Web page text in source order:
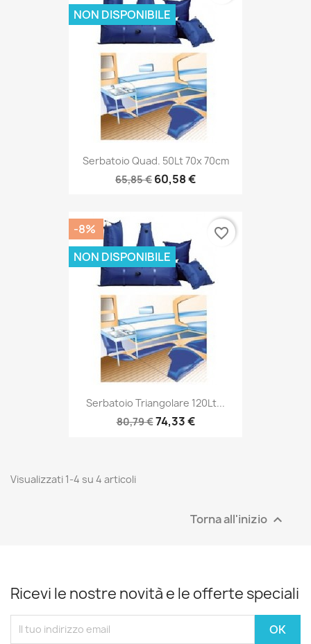
Serbatoio Quad. 50Lt 70x 70cm
65,85 € 60,58 €
NON DISPONIBILE
Serbatoio Triangolare 120Lt...
80,79 €74,33 €
-8%
NON DISPONIBILE
favorite_border
Visualizzati 1-4 su 4 articoli
Torna all'inizio 
Ricevi le nostre novità e le offerte speciali